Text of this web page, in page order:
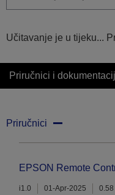
Učitavanje je u tijeku...
Priručnici i
Priručnici
EPSON Remote
i1.0 01-Apr-2025 0.58